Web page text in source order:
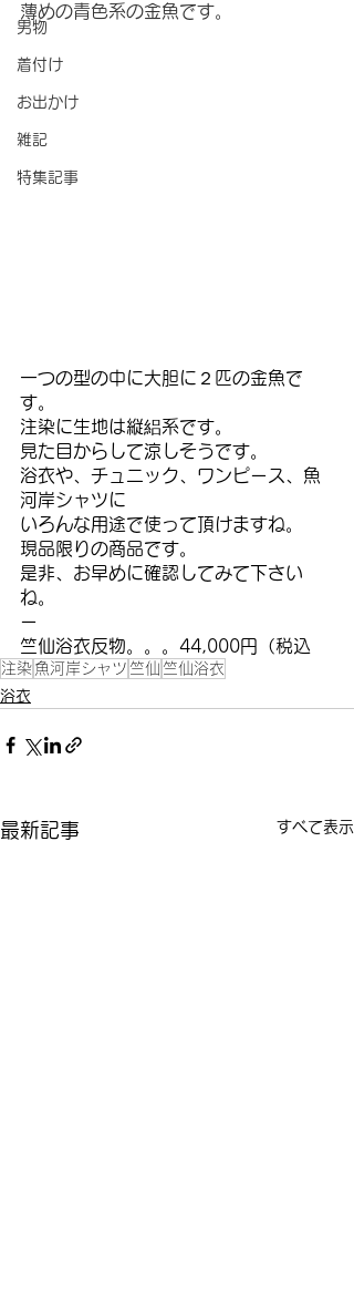
男物
着付け
お出かけ
雑記
特集記事
薄めの青色系の金魚です。
一つの型の中に大胆に２匹の金魚で
す。
注染に生地は縦絽系です。
見た目からして涼しそうです。
浴衣や、チュニック、ワンピース、魚
河岸シャツに
いろんな用途で使って頂けますね。
現品限りの商品です。
是非、お早めに確認してみて下さい
ね。
ー
竺仙浴衣反物。。。44,000円（税込
注染 魚河岸シャツ 竺仙 竺仙浴衣
浴衣
最新記事 すべて表示